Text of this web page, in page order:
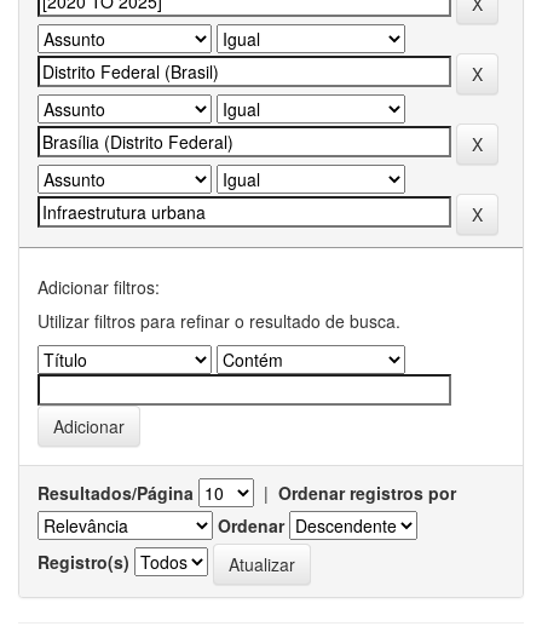
Adicionar filtros:
Utilizar filtros para refinar o resultado de busca.
Resultados/Página | Ordenar registros por
Ordenar
Registro(s)